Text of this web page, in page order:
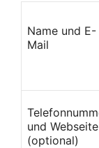
Name und E-
Mail
und Webseite
(optional)